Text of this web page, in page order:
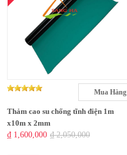
Mua Hàng
Thảm cao su chống tĩnh điện 1m
x10m x 2mm
₫ 1,600,000 ₫ 2,050,000